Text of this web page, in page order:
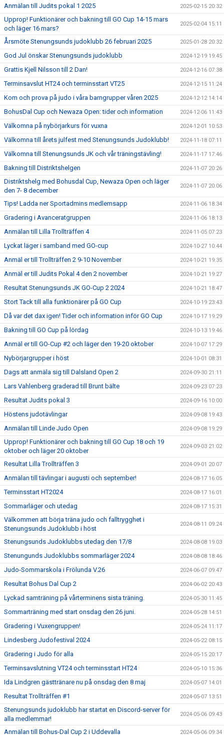
Anmälan till Judits pokal 1 2025 2025-02-15 20:32
Upprop! Funktionärer och bakning till GO Cup 14-15 mars
och läger 16 mars?
2025-02-04 15:11
Årsmöte Stenungsunds judoklubb 26 februari 2025 2025-01-28 20:32
God Jul önskar Stenungsunds judoklubb 2024-12-19 19:45
Grattis Kjell Nilsson till 2 Dan! 2024-12-16 07:38
Terminsavslut HT24 och terminsstart VT25 2024-12-15 11:24
Kom och prova på judo i våra barngrupper våren 2025 2024-12-12 14:14
BohusDal Cup och Newaza Open: tider och information 2024-12-06 11:43
Välkomna på nybörjarkurs för vuxna 2024-12-01 10:53
Välkomna till årets julfest med Stenungsunds Judoklubb! 2024-11-18 07:11
Välkomna till Stenungsunds JK och vår träningstävling! 2024-11-17 17:46
Bakning till Distriktshelgen 2024-11-07 20:26
Distriktshelg med Bohusdal Cup, Newaza Open och läger
den 7- 8 december
2024-11-07 20:06
Tips! Ladda ner Sportadmins medlemsapp 2024-11-06 18:34
Gradering i Avanceratgruppen 2024-11-06 18:13
Anmälan till Lilla Trollträffen 4 2024-11-05 07:23
Lyckat läger i samband med GO-cup 2024-10-27 10:44
Anmäl er till Trollträffen 2 9-10 November 2024-10-21 19:35
Anmäl er till Judits Pokal 4 den 2 november 2024-10-21 19:27
Resultat Stenungsunds JK GO-Cup 2 2024 2024-10-21 18:47
Stort Tack till alla funktionärer på GO Cup 2024-10-19 23:43
Då var det dax igen! Tider och information inför GO Cup 2024-10-17 19:29
Bakning till GO Cup på lördag 2024-10-13 19:46
Anmäl er till GO-Cup #2 och läger den 19-20 oktober 2024-10-07 17:29
Nybörjargrupper i höst 2024-10-01 08:31
Dags att anmäla sig till Dalsland Open 2 2024-09-30 21:11
Lars Vahlenberg graderad till Brunt bälte 2024-09-23 07:23
Resultat Judits pokal 3 2024-09-16 10:00
Höstens judotävlingar 2024-09-08 19:43
Anmälan till Linde Judo Open 2024-09-08 19:29
Upprop! Funktionärer och bakning till GO Cup 18 och 19
oktober och läger 20 oktober
2024-09-03 21:02
Resultat Lilla Trollträffen 3 2024-09-01 20:07
Anmälan till tävlingar i augusti och september! 2024-08-17 16:05
Terminsstart HT2024 2024-08-17 16:01
Sommarläger och utedag 2024-08-17 15:31
Välkommen att börja träna judo och falltrygghet i
Stenungsunds Judoklubb i höst
2024-08-11 09:24
Stenungsunds Judoklubbs utedag den 17/8 2024-08-08 19:03
Stenungunds Judoklubbs sommarläger 2024 2024-08-08 18:46
Judo-Sommarskola i Frölunda V.26 2024-06-07 09:47
Resultat Bohus Dal Cup 2 2024-06-02 20:43
Lyckad samträning på vårterminens sista träning. 2024-05-30 11:45
Sommarträning med start onsdag den 26 juni. 2024-05-28 14:51
Gradering i Vuxengruppen! 2024-05-24 11:17
Lindesberg Judofestival 2024 2024-05-22 08:15
Gradering i Judo för alla 2024-05-15 20:17
Terminsavslutning VT24 och terminsstart HT24 2024-05-10 15:36
Ida Lindgren gästtränare nu på onsdag den 8 maj 2024-05-07 14:01
Resultat Trollträffen #1 2024-05-07 13:51
Stenungsunds judoklubb har startat en Discord-server för
alla medlemmar!
2024-05-06 09:43
Anmälan till Bohus-Dal Cup 2 i Uddevalla 2024-05-06 09:34